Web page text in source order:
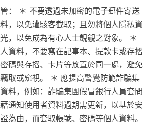
： ＊ 不要透過未加密的電子郵件寄送
，以免遭駭客截取；且勿將個人隱私資
，以免成為有心人士覬覦之對象。 ＊
資料，不要寫在記事本、提款卡或存摺
碼與存摺、卡片等放置於同一處，避免
取或窺視。 ＊ 應提高警覺防範詐騙集
料，例如：詐騙集團假冒銀行人員套問
通知使用者資料過期需更新，以基於安
為由，而套取帳號、密碼等個人資料。